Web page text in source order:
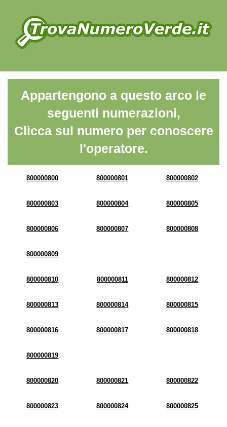
Appartengono a questo arco le
seguenti numerazioni,
Clicca sul numero per conoscere
l'operatore.
800000800 800000801 800000802
800000803 800000804 800000805
800000806 800000807 800000808
800000809
800000810 800000811 800000812
800000813 800000814 800000815
800000816 800000817 800000818
800000819
800000820 800000821 800000822
800000823 800000824 800000825